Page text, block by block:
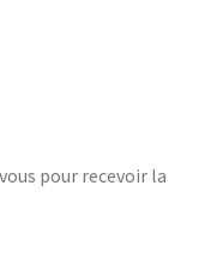
pour recevoir la